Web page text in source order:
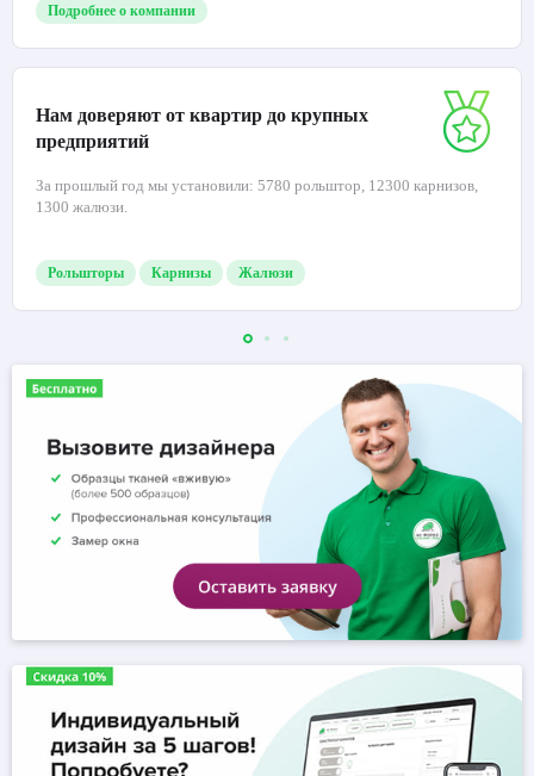
Подробнее о компании
Нам доверяют от квартир до крупных
предприятий
За прошлый год мы установили: 5780 рольштор, 12300 карнизов,
1300 жалюзи.
Рольшторы Карнизы Жалюзи